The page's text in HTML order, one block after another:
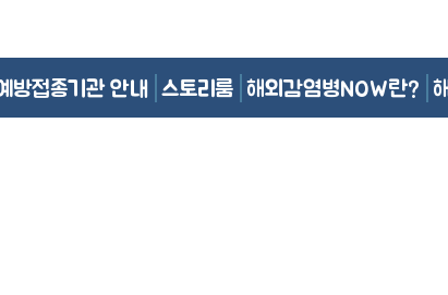
방접종기관 안내 스토리룸 해외감염병NOW란?